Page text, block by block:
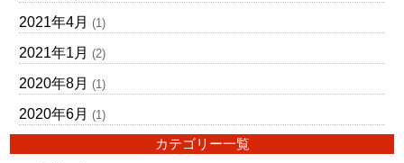
2021年4月 (1)
2021年1月 (2)
2020年8月 (1)
2020年6月 (1)
カテゴリー一覧